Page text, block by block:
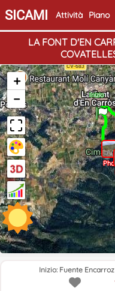
SICAMI Attività Piano
LA FONT D'EN
Inizio
Fine
+
−
Inizio: Fuente